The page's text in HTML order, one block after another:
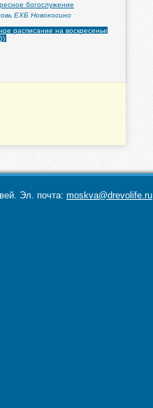
богослужение
ЕХБ Новокосино
расписание на воскресенье
Эл. почта: moskva@drevolife.ru